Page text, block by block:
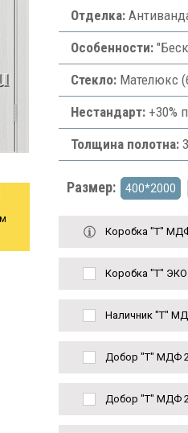
Отделка:
Особенности:
Стекло:Мателюкс
Нестандарт:+30%
Толщина полотна:
Размер: 400*2000
Коробка "Т"
Коробка "Т"
Наличник "Т"
Добор "Т" МДФ
Добор "Т" МДФ